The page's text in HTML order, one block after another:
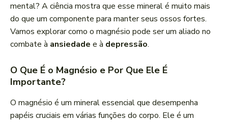
mental? A ciência mostra que esse mineral é muito mais
do que um componente para manter seus ossos fortes.
Vamos explorar como o magnésio pode ser um aliado no
combate à ansiedade e à depressão.
O Que É o Magnésio e Por Que Ele É
Importante?
O magnésio é um mineral essencial que desempenha
papéis cruciais em várias funções do corpo. Ele é um